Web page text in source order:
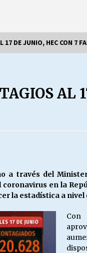
DE HISTORIA
07/2026
05/2026
con doble sueldo?
04/2026
DE JUNIO, HEC CON 7
AL
a través del
en la
la estadística a
Con